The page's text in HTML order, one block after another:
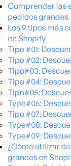
Comprender las
pedidos grandes
Los 9 tipos más
en Shopify
Tipo #01:
Tipo #02:
Tipo#03:
Tipo #04:
Tipo#05:
Type#06:
Tipo #07:
Type#08:
Type#09:
¿Cómo utilizar
grandes en